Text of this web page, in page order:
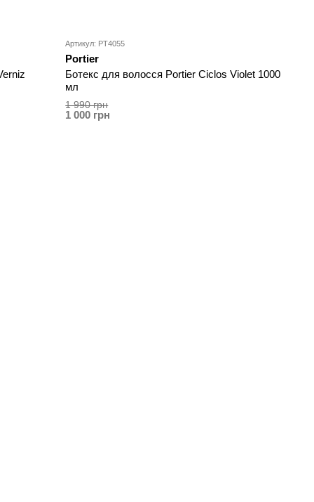
Артикул: PT4055
Portier
Ботекс для волосся Portier Ciclos Violet 1000
мл
1 990 грн
1 000 грн